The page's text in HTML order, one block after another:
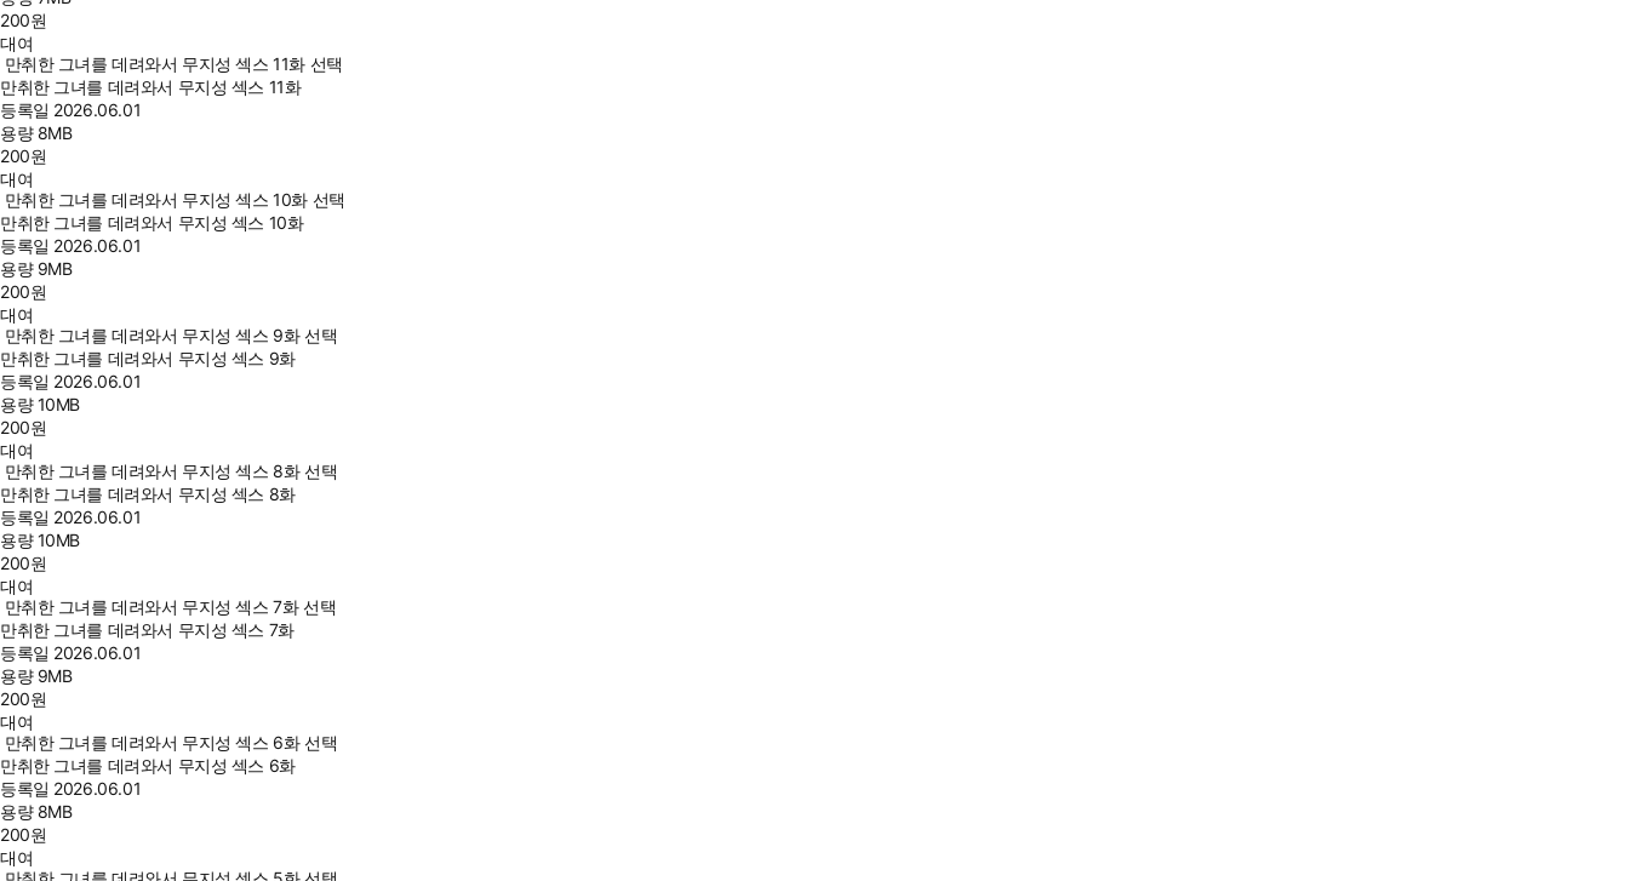
200원
대여
만취한 그녀를 데려와서 무지성 섹스 11화 선택
만취한 그녀를 데려와서 무지성 섹스 11화
등록일 2026.06.01
용량 8MB
200원
대여
만취한 그녀를 데려와서 무지성 섹스 10화 선택
만취한 그녀를 데려와서 무지성 섹스 10화
등록일 2026.06.01
용량 9MB
200원
대여
만취한 그녀를 데려와서 무지성 섹스 9화 선택
만취한 그녀를 데려와서 무지성 섹스 9화
등록일 2026.06.01
용량10MB
200원
대여
만취한 그녀를 데려와서 무지성 섹스 8화 선택
만취한 그녀를 데려와서 무지성 섹스 8화
등록일 2026.06.01
용량10MB
200원
대여
만취한 그녀를 데려와서 무지성 섹스 7화 선택
만취한 그녀를 데려와서 무지성 섹스 7화
등록일 2026.06.01
용량 9MB
200원
대여
만취한 그녀를 데려와서 무지성 섹스 6화 선택
만취한 그녀를 데려와서 무지성 섹스 6화
등록일 2026.06.01
용량 8MB
200원
대여